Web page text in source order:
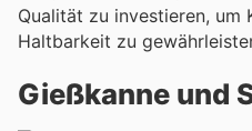
Qualität zu investieren, um
Haltbarkeit zu
Gießkanne und